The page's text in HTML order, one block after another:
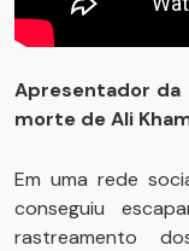
Apresentador da
morte de Ali
Em uma rede
conseguiu
rastreamento